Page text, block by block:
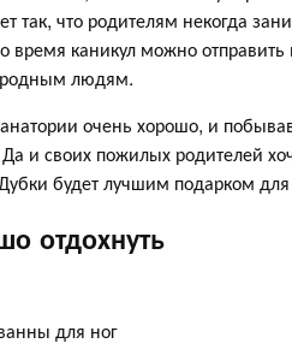
так, что родителям некогда
время каникул можно
людям.
очень хорошо, и
и своих пожилых родителей
будет лучшим подарком
отдохнуть
для ног